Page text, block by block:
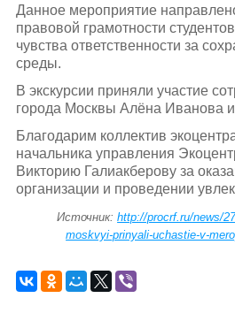
Данное мероприятие
правовой грамотности
чувства ответственности за
среды.
В экскурсии приняли участие
города Москвы Алёна Иванова
Благодарим коллектив
начальника управления
Викторию Галиакберову за
организации и проведении
Источник:http://procrf.ru/news/
moskvyi-prinyali-uchastie-v-